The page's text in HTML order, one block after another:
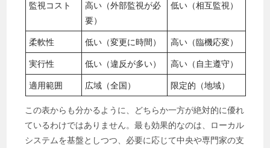
監視コスト
高い（外部監視が必
要）
低い（相互監視）
柔軟性 低い（変更に時間）
高い（臨機応変）
実行性
低い（違反が多い）
高い（自主遵守）
適用範囲
広域（全国） 限定的（地域）
この表からも分かるように、どちらか一方が絶対的に優れ
ているわけではありません。最も効果的なのは、ローカル
システムを基盤としつつ、必要に応じて中央や専門家の支